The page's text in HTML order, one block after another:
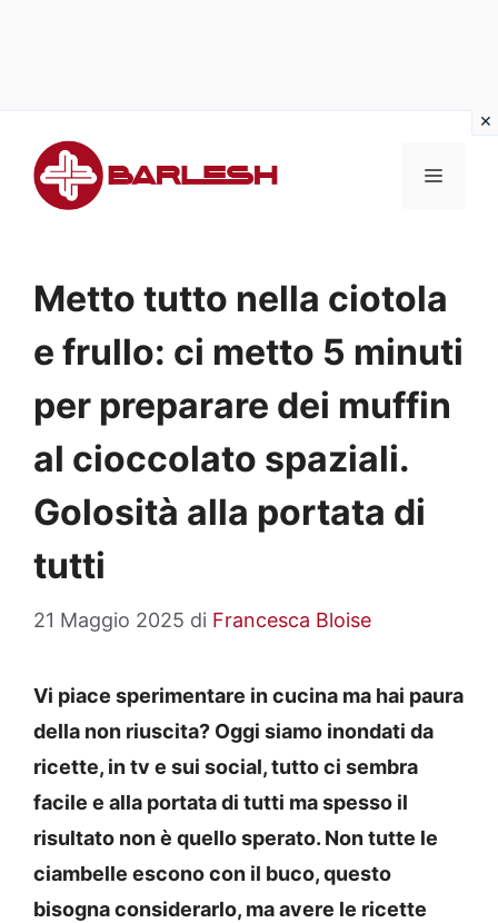
contenuto
MENU
Metto tutto nella ciotola
e frullo: ci metto 5 minuti
per preparare dei muffin
al cioccolato spaziali.
Golosità alla portata di
tutti
21 Maggio 2025 di Francesca Bloise
Vi piace sperimentare in cucina ma hai paura
della non riuscita? Oggi siamo inondati da
ricette, in tv e sui social, tutto ci sembra
facile e alla portata di tutti ma spesso il
risultato non è quello sperato. Non tutte le
ciambelle escono con il buco, questo
bisogna considerarlo, ma avere le ricette